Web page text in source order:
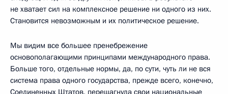
не хватает сил на комплексное решение ни одного из них.
Становится невозможным и их политическое решение.
Мы видим все большее пренебрежение
основополагающими принципами международного права.
Больше того, отдельные нормы, да, по сути, чуть ли не вся
система права одного государства, прежде всего, конечно,
Соединенных Штатов, перешагнула свои национальные